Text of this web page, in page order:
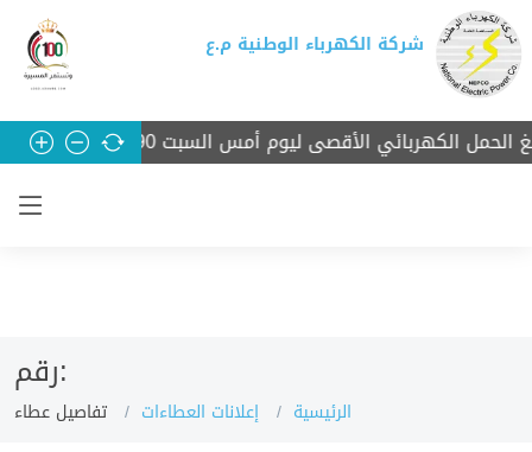
شركة الكهرباء الوطنية م.ع
الكهربائي الأقصى ليوم أمس السبت 3990 ميجا واط
تفاصيل عطاء إعلانات العطاءات الرئيسية